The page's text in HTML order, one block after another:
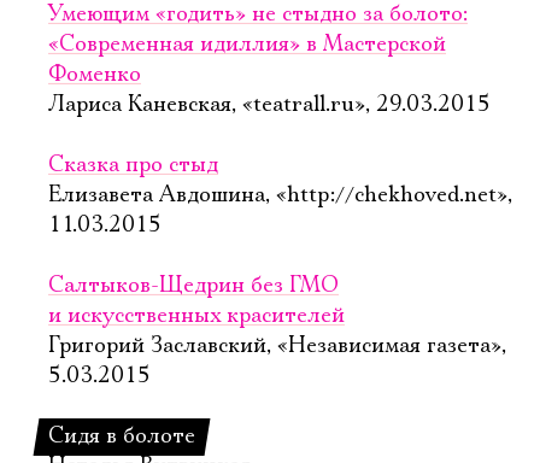
Умеющим «годить» не стыдно за болото:
«Современная идиллия» в Мастерской
Фоменко
Лариса Каневская, «teatrall.ru», 29.03.2015
Сказка про стыд
Елизавета Авдошина, «http://chekhoved.net»,
11.03.2015
Салтыков-Щедрин без ГМО
и искусственных красителей
Григорий Заславский, «Независимая газета»,
5.03.2015
Сидя в болоте